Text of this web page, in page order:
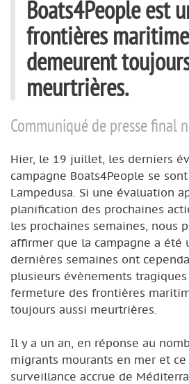
Boats4People est
frontières
demeurent
meurtrières.
Communiqué de presse final
Hier, le 19 juillet, les derniers
campagne Boats4People se
Lampedusa. Si une évaluation
planification des prochaines
les prochaines semaines, nous
affirmer que la campagne a été
dernières semaines ont
plusieurs évènements
fermeture des frontières
toujours aussi meurtrières.
Il y a un an, en réponse au
migrants mourants en mer et
surveillance accrue de